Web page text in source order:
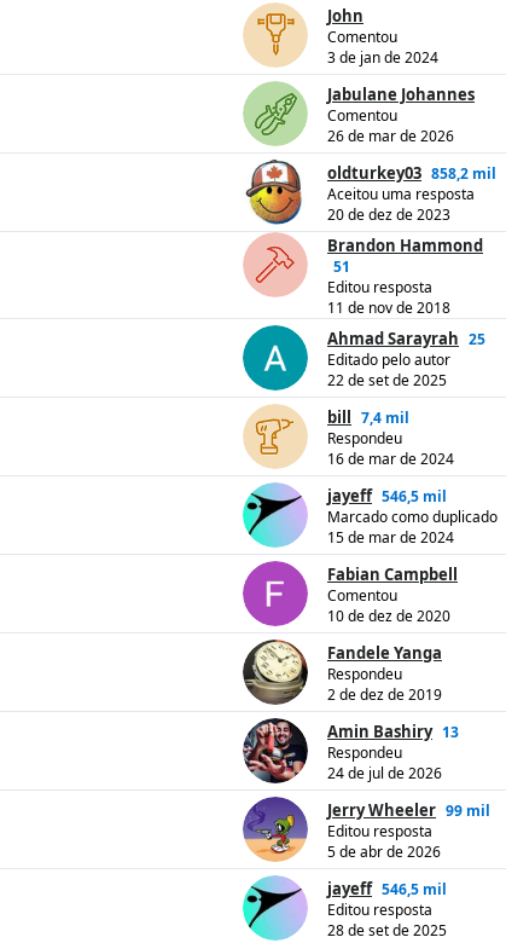
John
Comentou
3 de jan de 2024
Jabulane Johannes
Comentou
26 de mar de 2026
oldturkey03 858,2 mil
Aceitou uma resposta
20 de dez de 2023
Brandon Hammond
51
Editou resposta
11 de nov de 2018
Ahmad Sarayrah 25
Editado pelo autor
22 de set de 2025
bill 7,4 mil
Respondeu
16 de mar de 2024
jayeff 546,5 mil
Marcado como duplicado
15 de mar de 2024
Fabian Campbell
Comentou
10 de dez de 2020
Fandele Yanga
Respondeu
2 de dez de 2019
Amin Bashiry 13
Respondeu
24 de jul de 2026
Jerry Wheeler 99 mil
Editou resposta
5 de abr de 2026
jayeff 546,5 mil
Editou resposta
28 de set de 2025